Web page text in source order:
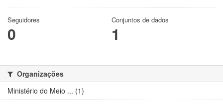
Seguidores
0
Conjuntos de dados
1
Organizações
Ministério do Meio ... (1)